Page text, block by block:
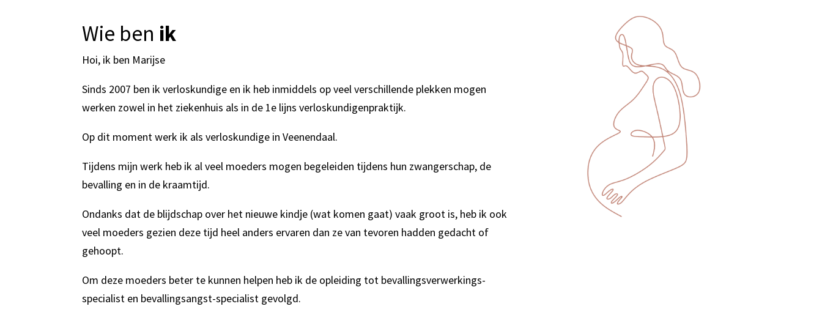
Wie ben ik
Hoi, ik ben Marijse
Sinds 2007 ben ik verloskundige en ik heb inmiddels op veel verschillende plekken mogen
werken zowel in het ziekenhuis als in de 1e lijns verloskundigenpraktijk.
Op dit moment werk ik als verloskundige in Veenendaal.
Tijdens mijn werk heb ik al veel moeders mogen begeleiden tijdens hun zwangerschap, de
bevalling en in de kraamtijd.
Ondanks dat de blijdschap over het nieuwe kindje (wat komen gaat) vaak groot is, heb ik ook
veel moeders gezien deze tijd heel anders ervaren dan ze van tevoren hadden gedacht of
gehoopt.
Om deze moeders beter te kunnen helpen heb ik de opleiding tot bevallingsverwerkings-
specialist en bevallingsangst-specialist gevolgd.